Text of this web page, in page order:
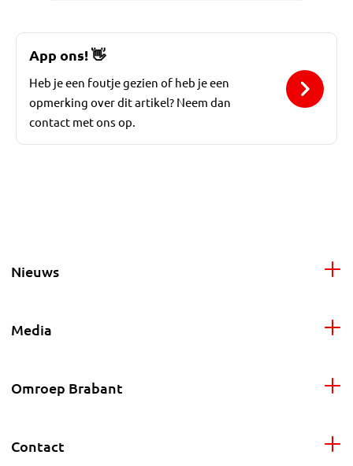
App ons!👋
Heb je een foutje gezien of heb je een
opmerking over dit artikel? Neem dan
contact met ons op.
Nieuws
Media
Omroep Brabant
Contact